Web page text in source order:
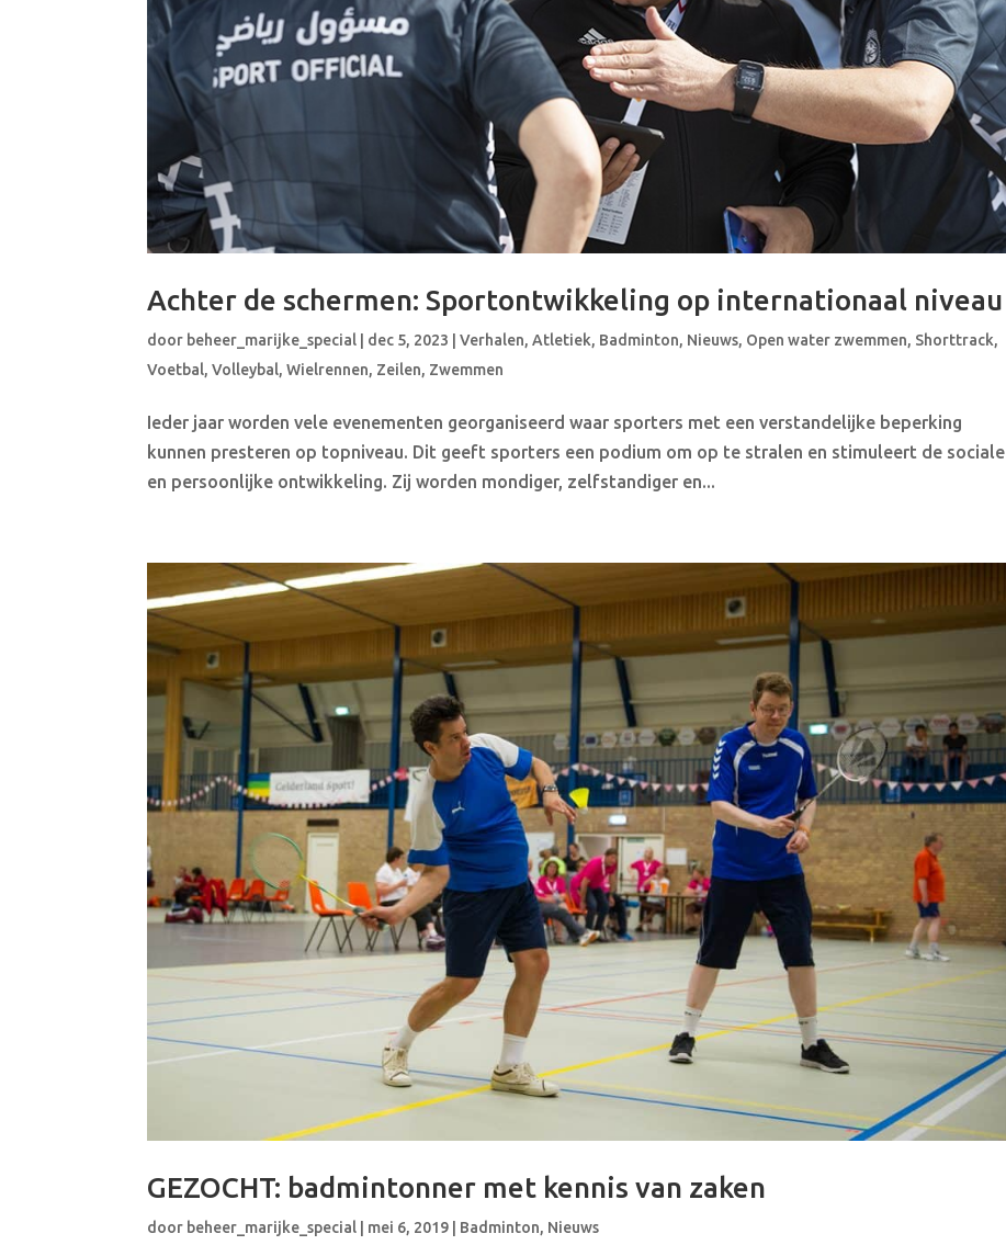
Achter de schermen: Sportontwikkeling op internationaal niveau
door beheer_marijke_special dec 5, 2023 |Verhalen,Atletiek, Badminton, Nieuws, Open water zwemmen, Shorttrack,
Voetbal,Volleybal,Wielrennen, Zeilen, Zwemmen
Ieder jaar worden vele evenementen georganiseerd waar sporters met een verstandelijke beperking
kunnen presteren op topniveau. Dit geeft sporters een podium om op te stralen en stimuleert de sociale
en persoonlijke ontwikkeling. Zij worden mondiger, zelfstandiger en...
GEZOCHT: badmintonner met kennis van zaken
door beheer_marijke_special mei 6, 2019 Badminton, Nieuws